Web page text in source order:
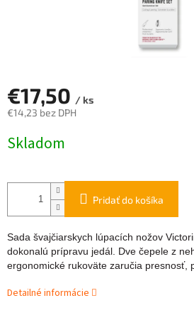
€17,50 / ks
€14,23 bez DPH
cena:
Skladom
Pridať do košíka
Sada švajčiarskych lúpacích nožov
dokonalú prípravu jedál. Dve čepele z
ergonomické rukoväte zaručia presnosť,
Detailné informácie